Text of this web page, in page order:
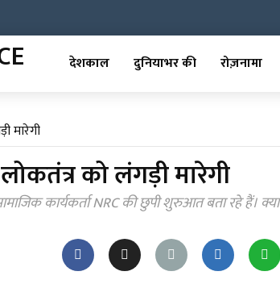
देशकाल दुनियाभर की रोज़नामा
मारेगी
को लंगड़ी मारेगी
कार्यकर्ता NRC की छुपी शुरुआत बता रहे हैं। क्या